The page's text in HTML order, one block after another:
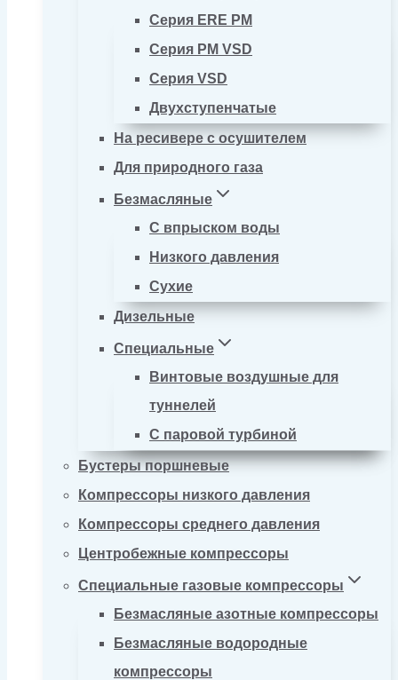
Серия ERE PM
Серия PM VSD
Серия VSD
Двухступенчатые
На ресивере с осушителем
Для природного газа
Безмасляные
С впрыском воды
Низкого давления
Сухие
Дизельные
Специальные
Винтовые воздушные для
туннелей
С паровой турбиной
Бустеры поршневые
Компрессоры низкого давления
Компрессоры среднего давления
Центробежные компрессоры
Специальные газовые компрессоры
Безмасляные азотные компрессоры
Безмасляные водородные
компрессоры